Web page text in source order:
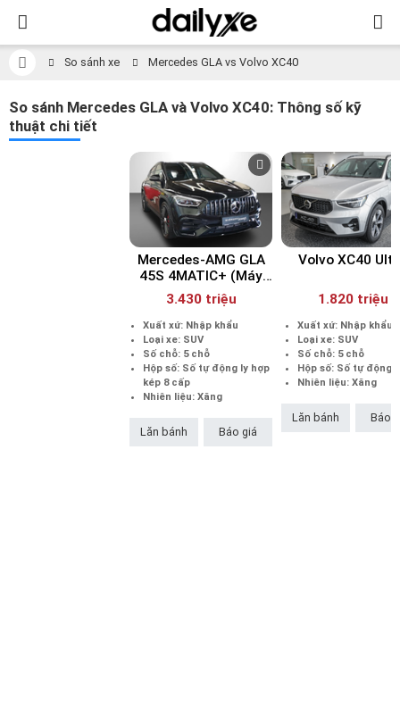
So sánh xe Mercedes GLA vs Volvo XC40
So sánh Mercedes GLA và Volvo XC40: Thông số kỹ
thuật chi tiết
Mercedes-AMG GLA
45S 4MATIC+ (Máy
xăng)
3.430 triệu
Xuất xứ: Nhập khẩu
Loại xe: SUV
Số chỗ: 5 chỗ
Hộp số: Số tự động ly hợp
kép 8 cấp
Nhiên liệu: Xăng
Lăn bánh Báo giá
Volvo XC40
1.820 triệu
Xuất xứ: Nhập khẩu
Loại xe: SUV
Số chỗ: 5 chỗ
Hộp số: Số tự động
Nhiên liệu: Xăng
Lăn bánh Báo